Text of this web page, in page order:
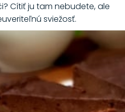
Cítiť ju tam nebudete, ale
sviežosť.